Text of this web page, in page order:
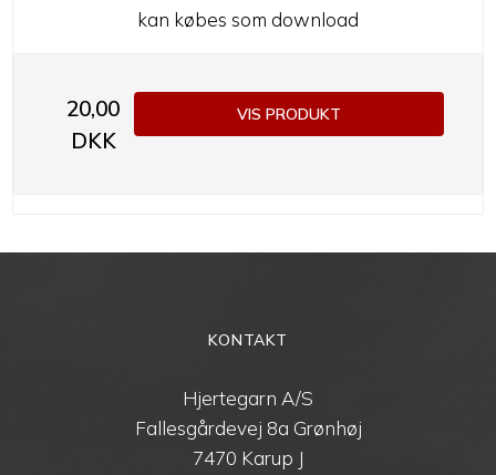
kan købes som download
20,00
DKK
VIS PRODUKT
KONTAKT
Hjertegarn A/S
Fallesgårdevej 8a Grønhøj
7470 Karup J